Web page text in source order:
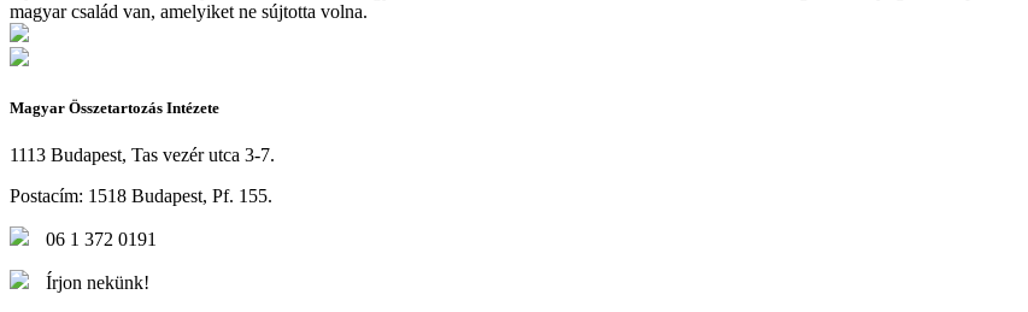
magyar család van, amelyiket ne sújtotta volna.
Magyar Összetartozás Intézete
1113 Budapest, Tas vezér utca 3-7.
Postacím: 1518 Budapest, Pf. 155.
06 1 372 0191
Írjon nekünk!